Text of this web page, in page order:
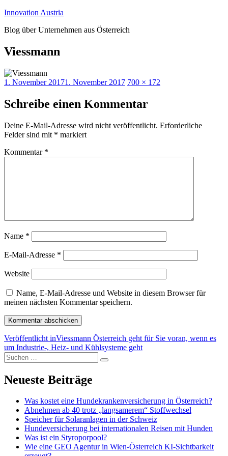
Zum
springen
Innovation Austria
Blog über Unternehmen aus Österreich
Viessmann
Veröffentlicht
1. November 20171. November 2017 Originalgröße
700 × 172
Schreibe einen Kommentar
Deine E-Mail-Adresse wird nicht veröffentlicht. Erforderliche
Felder sind mit * markiert
Kommentar *
Name *
E-Mail-Adresse *
Website
Name, E-Mail-Adresse und Website in diesem Browser für
meinen nächsten Kommentar speichern.
Beitragsnavigation
Veröffentlicht inViessmann Österreich geht für Sie voran, wenn es
um Industrie-, Heiz- und Kühlsysteme geht
Suchen
nach:
Suchen
Neueste Beiträge
Was kostet eine Hundekrankenversicherung in Österreich?
Abnehmen ab 40 trotz „langsamerem“ Stoffwechsel
Speicher für Solaranlagen in der Schweiz
Hundeversicherung bei internationalen Reisen mit Hunden
Was ist ein Styroporpool?
Wie eine GEO Agentur in Wien-Österreich KI-Sichtbarkeit